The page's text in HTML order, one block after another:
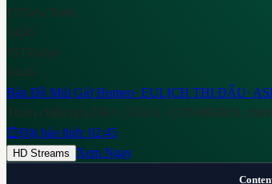
ETNew York
14:45
JSTTokyo
04:45
Bản Đồ Múi Giờ Homeo· EULỊCH THI ĐẤU· AS
Tham chiếu lịch FIFA / UEFA / CONMEBOL
⏰Đặt báo thức 02:45
HD Streams Xem Ngay